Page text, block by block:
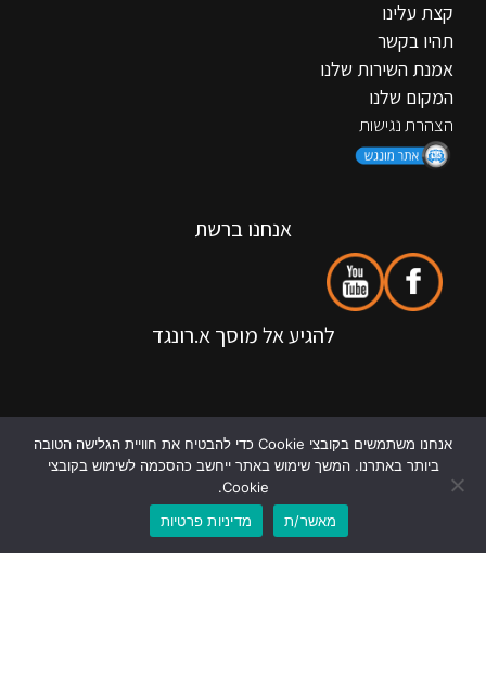
קצת עלינו
תהיו בקשר
אמנת השירות שלנו
המקום שלנו
הצהרת נגישות
אנחנו ברשת
להגיע אל מוסך א.רונגד
אנחנו משתמשים בקובצי Cookie כדי להבטיח את חוויית הגלישה הטובה
ביותר באתרנו. המשך שימוש באתר ייחשב כהסכמה לשימוש בקובצי
Cookie.
מאשר/ת
מדיניות פרטיות לוואטסאפ לשיחת טלפון